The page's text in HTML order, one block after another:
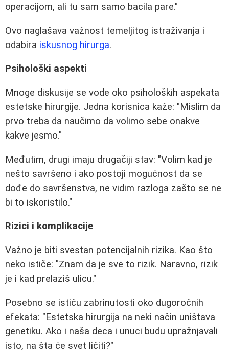
operacijom, ali tu sam samo bacila pare."
Ovo naglašava važnost temeljitog istraživanja i
odabira iskusnog hirurga.
Psihološki aspekti
Mnoge diskusije se vode oko psiholoških aspekata
estetske hirurgije. Jedna korisnica kaže: "Mislim da
prvo treba da naučimo da volimo sebe onakve
kakve jesmo."
Međutim, drugi imaju drugačiji stav: "Volim kad je
nešto savršeno i ako postoji mogućnost da se
dođe do savršenstva, ne vidim razloga zašto se ne
bi to iskoristilo."
Rizici i komplikacije
Važno je biti svestan potencijalnih rizika. Kao što
neko ističe: "Znam da je sve to rizik. Naravno, rizik
je i kad prelaziš ulicu."
Posebno se ističu zabrinutosti oko dugoročnih
efekata: "Estetska hirurgija na neki način uništava
genetiku. Ako i naša deca i unuci budu upražnjavali
isto, na šta će svet ličiti?"